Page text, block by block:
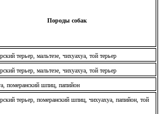
Породы собак
терьер, мальтезе, чихуахуа, той терьер
терьер, мальтезе, чихуахуа, той терьер
померанский шпиц, папийон
терьер, померанский шпиц, чихуахуа, папийон, той